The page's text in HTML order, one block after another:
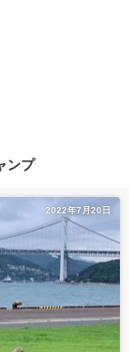
ンプ
2022年7月20日